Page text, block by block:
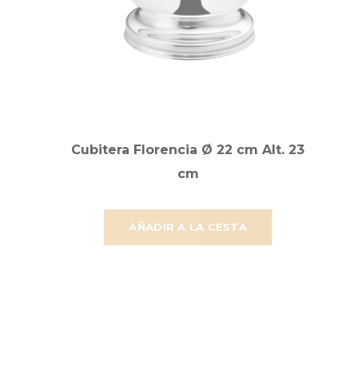
AÑADIR A LA CESTA
Cubitera Florencia Ø 22 cm Alt. 23
cm